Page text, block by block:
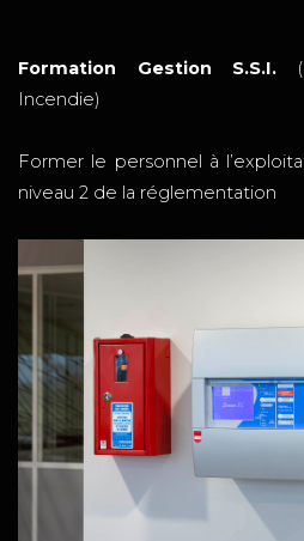
Formation Gestion S.S.I.
Incendie)
Former le personnel à
niveau 2 de la réglementation